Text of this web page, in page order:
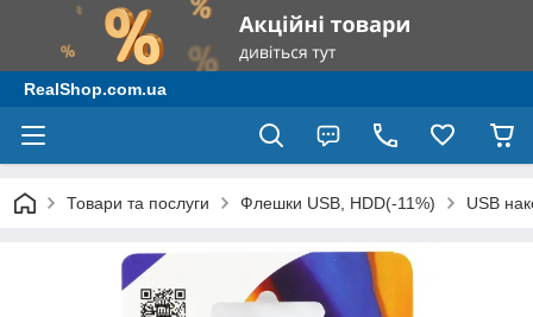
RealShop.com.ua
Товари та послуги Флешки USB, HDD(-11%) USB